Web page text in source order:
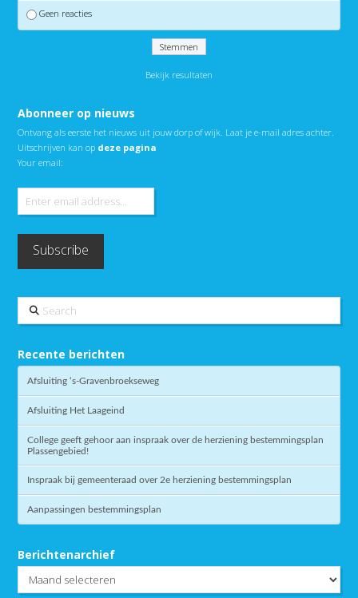
Geen reacties
Bekijk resultaten
Abonneer op nieuws
Ontvang als eerste het nieuws uit jouw dorp of wijk. Laat je e-mail adres achter.
Uitschrijven kan op deze pagina
Your email:
Search
Recente berichten
Afsluiting ‘s-Gravenbroekseweg
Afsluiting Het Laageind
College geeft gehoor aan inspraak over de herziening bestemmingsplan
Plassengebied!
Inspraak bij gemeenteraad over 2e herziening bestemmingsplan
Aanpassingen bestemmingsplan
Berichtenarchief